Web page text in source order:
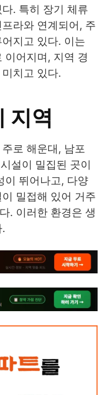
. 특히 장기 체류
라와 연계되어, 주
지고 있다. 이는
이어지며, 지역 경
치고 있다.
지역
로 해운대, 남포
설이 밀집된 곳이
이 뛰어나고, 다양
밀접해 있어 거주
. 이러한 환경은 생